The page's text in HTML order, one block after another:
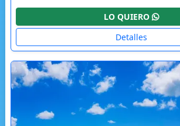
LO QUIERO
Detalles